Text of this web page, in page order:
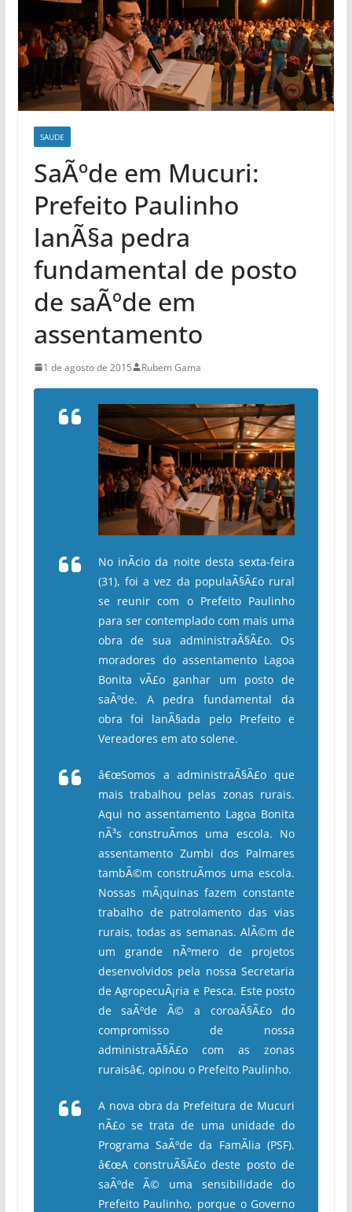
SAUDE
SaÃºde em Mucuri:
Prefeito Paulinho
lanÃ§a pedra
fundamental de posto
de saÃºde em
assentamento
1 de agosto de 2015 Rubem Gama
No inÃ­cio da noite desta sexta-feira
(31), foi a vez da populaÃ§Ã£o rural
se reunir com o Prefeito Paulinho
para ser contemplado com mais uma
obra de sua administraÃ§Ã£o. Os
moradores do assentamento Lagoa
Bonita vÃ£o ganhar um posto de
saÃºde. A pedra fundamental da
obra foi lanÃ§ada pelo Prefeito e
Vereadores em ato solene.
â€œSomos a administraÃ§Ã£o que
mais trabalhou pelas zonas rurais.
Aqui no assentamento Lagoa Bonita
nÃ³s construÃ­mos uma escola. No
assentamento Zumbi dos Palmares
tambÃ©m construÃ­mos uma escola.
Nossas mÃ¡quinas fazem constante
trabalho de patrolamento das vias
rurais, todas as semanas. AlÃ©m de
um grande nÃºmero de projetos
desenvolvidos pela nossa Secretaria
de AgropecuÃ¡ria e Pesca. Este posto
de saÃºde Ã© a coroaÃ§Ã£o do
compromisso de nossa
administraÃ§Ã£o com as zonas
ruraisâ€, opinou o Prefeito Paulinho.
A nova obra da Prefeitura de Mucuri
nÃ£o se trata de uma unidade do
Programa SaÃºde da FamÃ­lia (PSF).
â€œA construÃ§Ã£o deste posto de
saÃºde Ã© uma sensibilidade do
Prefeito Paulinho, porque o Governo